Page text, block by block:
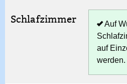
Schlafzimmer
Auf
auf
werden.